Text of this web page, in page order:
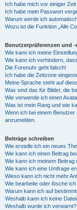
Ich habe mich vor einiger
Ich habe mein Passwort
Warum werde ich
Wozu ist die Funktion „Alle
Benutzerpräferenzen und
Wie kann ich meine
Wie kann ich verhindern,
Die Forenuhr geht falsch!
Ich habe die Zeitzone
Meine Sprache steht auf
Was sind das für Bilder, die
Wie verwende ich einen
Was ist mein Rang und wie
Wenn ich bei einem
anzumelden.
Beiträge schreiben
Wie erstelle ich ein neues
Wie kann ich einen Beitrag
Wie kann ich meinem Beitrag
Wie kann ich eine Umfrage
Wieso kann ich nicht mehr
Wie bearbeite oder lösche
Warum kann ich auf
Weshalb kann ich keine
Weshalb wurde ich verwarnt?